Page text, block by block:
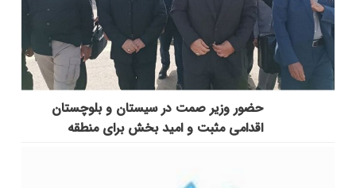
حضور وزیر صمت در سیستان و بلوچستان
اقدامی مثبت و امید بخش برای منطقه